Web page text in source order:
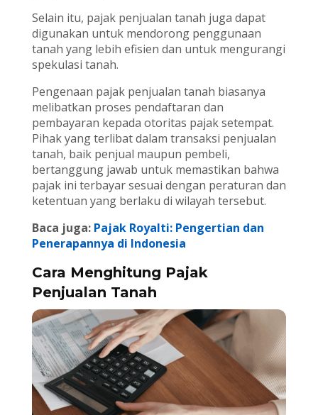
Selain itu, pajak penjualan tanah juga dapat
digunakan untuk mendorong penggunaan
tanah yang lebih efisien dan untuk mengurangi
spekulasi tanah.
Pengenaan pajak penjualan tanah biasanya
melibatkan proses pendaftaran dan
pembayaran kepada otoritas pajak setempat.
Pihak yang terlibat dalam transaksi penjualan
tanah, baik penjual maupun pembeli,
bertanggung jawab untuk memastikan bahwa
pajak ini terbayar sesuai dengan peraturan dan
ketentuan yang berlaku di wilayah tersebut.
Baca juga: Pajak Royalti: Pengertian dan
Penerapannya di Indonesia
Cara Menghitung Pajak
Penjualan Tanah